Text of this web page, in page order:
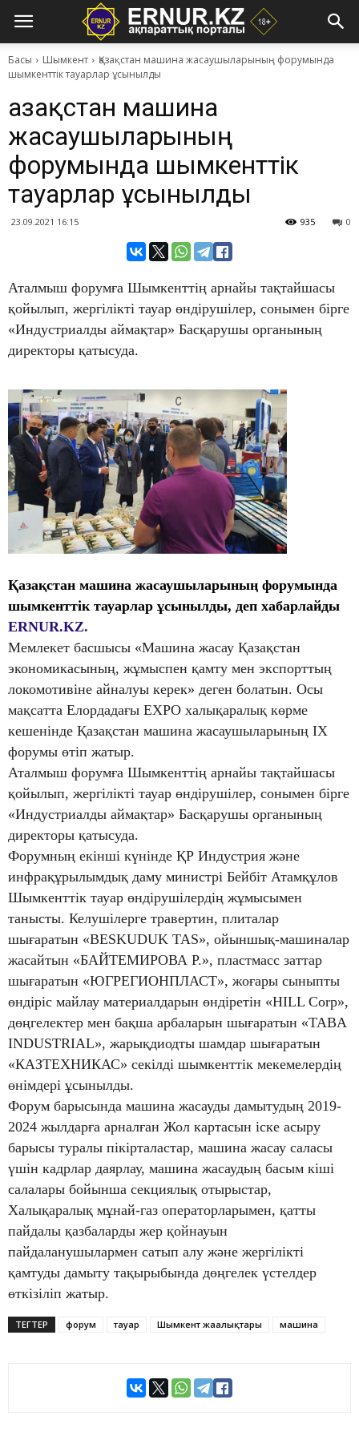
Басы Шымкент
Қазақстан машина жасаушыларының форумында
шымкенттік тауарлар ұсынылды
Қазақстан машина
жасаушыларының
форумында шымкенттік
тауарлар ұсынылды
23.09.2021 16:15 0
935
Аталмыш форумға Шымкенттің арнайы тақтайшасы
қойылып, жергілікті тауар өндірушілер, сонымен бірге
«Индустриалды аймақтар» Басқарушы органының
директоры қатысуда.
Қазақстан машина жасаушыларының форумында
шымкенттік тауарлар ұсынылды, деп хабарлайды
ERNUR.KZ.
Мемлекет басшысы «Машина жасау Қазақстан
экономикасының, жұмыспен қамту мен экспорттың
локомотивіне айналуы керек» деген болатын. Осы
мақсатта Елордадағы ЕХРО халықаралық көрме
кешенінде Қазақстан машина жасаушыларының ІХ
форумы өтіп жатыр.
Аталмыш форумға Шымкенттің арнайы тақтайшасы
қойылып, жергілікті тауар өндірушілер, сонымен бірге
«Индустриалды аймақтар» Басқарушы органының
директоры қатысуда.
Форумның екінші күнінде ҚР Индустрия және
инфрақұрылымдық даму министрі Бейбіт Атамқұлов
Шымкенттік тауар өндірушілердің жұмысымен
танысты. Келушілерге травертин, плиталар
шығаратын «BESKUDUK TAS», ойыншық-машиналар
жасайтын «БАЙТЕМИРОВА Р.», пластмасс заттар
шығаратын «ЮГРЕГИОНПЛАСТ», жоғары сыныпты
өндіріс майлау материалдарын өндіретін «HILL Corp»,
дөңгелектер мен бақша арбаларын шығаратын «TABA
INDUSTRIAL», жарықдиодты шамдар шығаратын
«КАЗТЕХНИКАС» секілді шымкенттік мекемелердің
өнімдері ұсынылды.
Форум барысында машина жасауды дамытудың 2019-
2024 жылдарға арналған Жол картасын іске асыру
барысы туралы пікірталастар, машина жасау саласы
үшін кадрлар даярлау, машина жасаудың басым кіші
салалары бойынша секциялық отырыстар,
Халықаралық мұнай-газ операторларымен, қатты
пайдалы қазбаларды жер қойнауын
пайдаланушылармен сатып алу және жергілікті
қамтуды дамыту тақырыбында дөңгелек үстелдер
өткізіліп жатыр.
ТЕГТЕР форум тауар Шымкент жаңалықтары машина